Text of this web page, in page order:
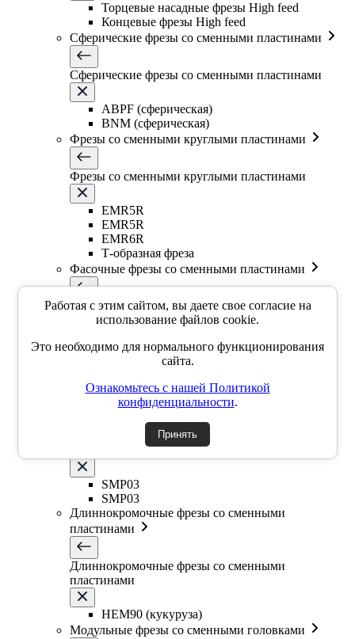
Торцевые насадные фрезы High feed
Концевые фрезы High feed
Сферические фрезы со сменными пластинами
Сферические фрезы со сменными пластинами
ABPF (сферическая)
BNM (сферическая)
Фрезы со сменными круглыми пластинами
Фрезы со сменными круглыми пластинами
EMR5R
EMR5R
EMR6R
Т-образная фреза
Фасочные фрезы со сменными пластинами
Фасочные фрезы со сменными пластинами
SSP
YZD
TKCM
Дисковые фрезы со сменными пластинами
Дисковые фрезы со сменными пластинами
SMP03
SMP03
Длиннокромочные фрезы со сменными
пластинами
Длиннокромочные фрезы со сменными
пластинами
HEM90 (кукуруза)
Модульные фрезы со сменными головками
Работая с этим сайтом, вы даете свое согласие на
использование файлов cookie.
Это необходимо для нормального функционирования
сайта.
Ознакомьтесь с нашей Политикой
конфиденциальности.
Принять